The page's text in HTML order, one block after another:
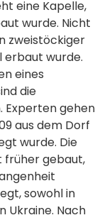
eine Kapelle,
wurde. Nicht
zweistöckiger
erbaut wurde.
eines
die
Experten gehen
aus dem Dorf
wurde. Die
früher gebaut,
sowohl in
Ukraine. Nach